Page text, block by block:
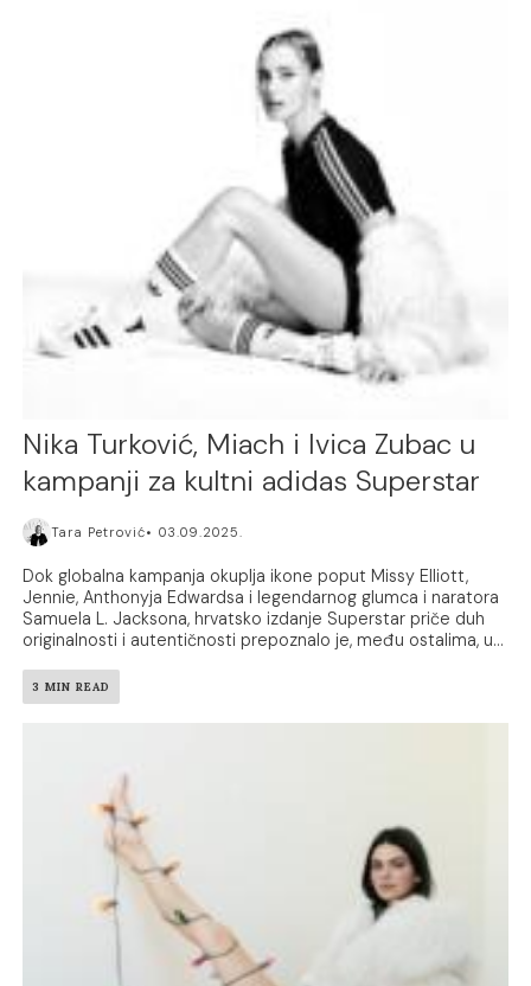
Nika Turković, Miach i Ivica Zubac u
kampanji za kultni adidas Superstar
Tara Petrović 03.09.2025.
Dok globalna kampanja okuplja ikone poput Missy Elliott,
Jennie, Anthonyja Edwardsa i legendarnog glumca i naratora
Samuela L. Jacksona, hrvatsko izdanje Superstar priče duh
originalnosti i autentičnosti prepoznalo je, među ostalima, u...
3 MIN READ